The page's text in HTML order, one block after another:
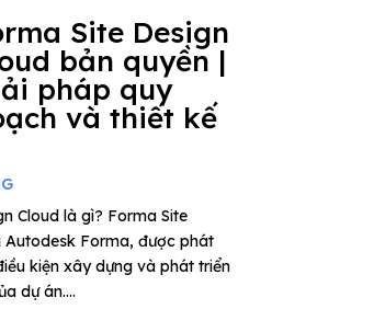
Site Design
bản quyền |
pháp quy
và thiết kế
Cloud là gì? Forma Site
Autodesk Forma, được phát
kiện xây dựng và phát triển
dự án....